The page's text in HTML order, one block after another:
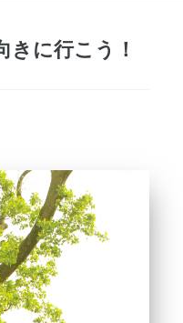
きに行こう！